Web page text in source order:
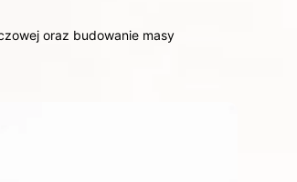
oraz budowanie masy